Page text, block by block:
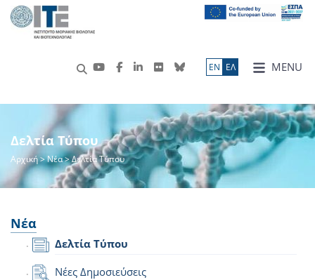
MENU
ΕN ΕΛ
Δελτία Τύπου
Αρχική>Νέα> Δελτία Τύπου
Νέα
Δελτία Τύπου
Νέες Δημοσιεύσεις